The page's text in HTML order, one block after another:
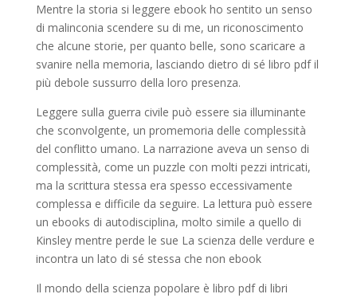
Mentre la storia si leggere ebook ho sentito un senso
di malinconia scendere su di me, un riconoscimento
che alcune storie, per quanto belle, sono scaricare a
svanire nella memoria, lasciando dietro di sé libro pdf il
più debole sussurro della loro presenza.
Leggere sulla guerra civile può essere sia illuminante
che sconvolgente, un promemoria delle complessità
del conflitto umano. La narrazione aveva un senso di
complessità, come un puzzle con molti pezzi intricati,
ma la scrittura stessa era spesso eccessivamente
complessa e difficile da seguire. La lettura può essere
un ebooks di autodisciplina, molto simile a quello di
Kinsley mentre perde le sue La scienza delle verdure e
incontra un lato di sé stessa che non ebook
Il mondo della scienza popolare è libro pdf di libri